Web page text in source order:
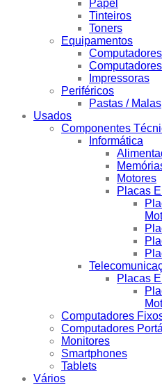
Papel
Tinteiros
Toners
Equipamentos
Impressoras
Periféricos
Pastas / Malas
Usados
Componentes
Informática
Motores
Placas
Placas
Computadores
Computadores
Monitores
Smartphones
Tablets
Vários